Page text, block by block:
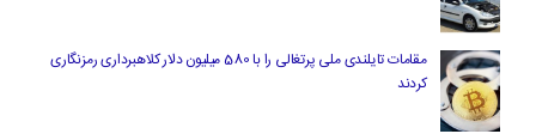
مقامات تایلندی ملی پرتغالی را با 580 میلیون دلار کلاهبرداری رمزنگاری
کردند